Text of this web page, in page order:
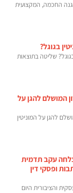
החכמה, המקצועית
בגוגל?
שליטה בתוצאות
המושלם להגן על
להגן על המוניטין
עקב תדמית
ופסקי דין
והציבורית היום